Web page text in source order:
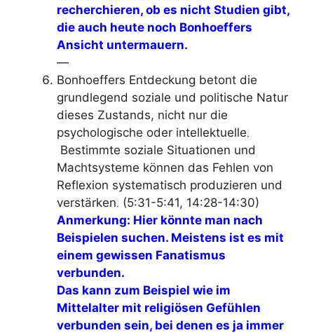
recherchieren, ob es nicht Studien gibt,
die auch heute noch Bonhoeffers
Ansicht untermauern.
—
Bonhoeffers Entdeckung betont die
grundlegend soziale und politische Natur
dieses Zustands, nicht nur die
psychologische oder intellektuelle
Bestimmte soziale Situationen und
Machtsysteme können das Fehlen von
Reflexion systematisch produzieren und
verstärken (5:31-5:41, 14:28-14:30)
Anmerkung: Hier könnte man nach
Beispielen suchen. Meistens ist es mit
einem gewissen Fanatismus
verbunden.
Das kann zum Beispiel wie im
Mittelalter mit religiösen Gefühlen
verbunden sein, bei denen es ja immer